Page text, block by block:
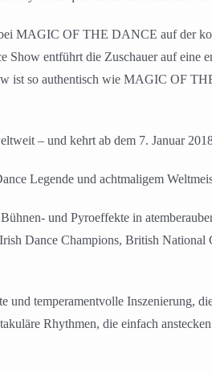
MAGIC OF THE DANCE auf der
entführt die Zuschauer auf eine
ist so authentisch wie MAGIC OF
– und kehrt ab dem 7. Januar
Legende und achtmaligem
und Pyroeffekte in
Dance Champions, British
und temperamentvolle Inszenierung,
Rhythmen, die einfach